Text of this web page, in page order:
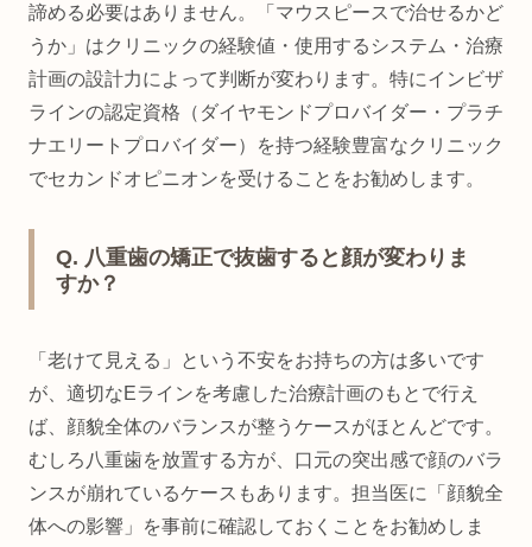
諦める必要はありません。「マウスピースで治せるかど
うか」はクリニックの経験値・使用するシステム・治療
計画の設計力によって判断が変わります。特にインビザ
ラインの認定資格（ダイヤモンドプロバイダー・プラチ
ナエリートプロバイダー）を持つ経験豊富なクリニック
でセカンドオピニオンを受けることをお勧めします。
Q. 八重歯の矯正で抜歯すると顔が変わりま
すか？
「老けて見える」という不安をお持ちの方は多いです
が、適切なEラインを考慮した治療計画のもとで行え
ば、顔貌全体のバランスが整うケースがほとんどです。
むしろ八重歯を放置する方が、口元の突出感で顔のバラ
ンスが崩れているケースもあります。担当医に「顔貌全
体への影響」を事前に確認しておくことをお勧めしま